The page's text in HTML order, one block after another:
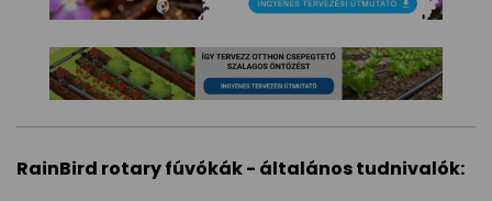
RainBird rotary fúvókák - általános tudnivalók: